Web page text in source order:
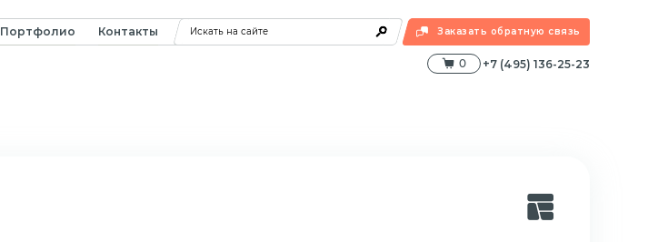
Портфолио Контакты Искать на сайте Заказать обратную связь
+7 (495) 136-25-23
0